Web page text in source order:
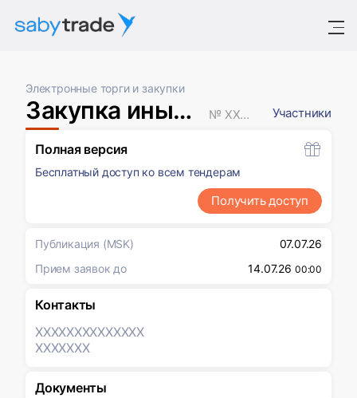
Электронные торги и закупки
Закупка иным способом № XXXXXXX Участники
Полная версия
Бесплатный доступ ко всем тендерам
Получить доступ
Публикация (MSK)
07.07.26
Прием заявок до
14.07.26 00:00
Контакты
XXXXXXXXXXXXXX
XXXXXXX
Документы